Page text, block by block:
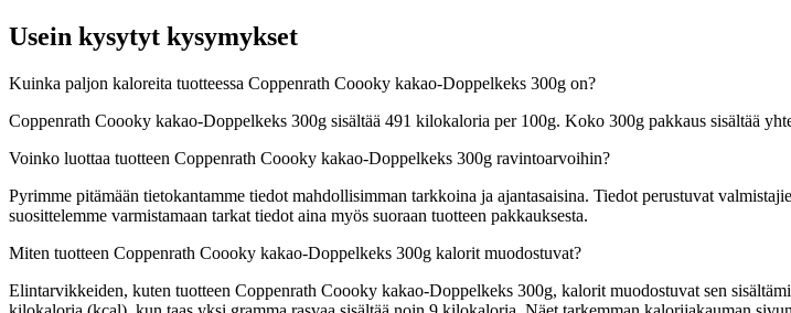
Usein kysytyt kysymykset
Kuinka paljon kaloreita tuotteessa Coppenrath Coooky kakao-Doppelkeks 300g on?
Coppenrath Coooky kakao-Doppelkeks 300g sisältää 491 kilokaloria per 100g. Koko 300g pakkaus sisältää
Voinko luottaa tuotteen Coppenrath Coooky kakao-Doppelkeks 300g ravintoarvoihin?
Pyrimme pitämään tietokantamme tiedot mahdollisimman tarkkoina ja ajantasaisina. Tiedot perustuvat
suosittelemme varmistamaan tarkat tiedot aina myös suoraan tuotteen pakkauksesta.
Miten tuotteen Coppenrath Coooky kakao-Doppelkeks 300g kalorit muodostuvat?
Elintarvikkeiden, kuten tuotteen Coppenrath Coooky kakao-Doppelkeks 300g, kalorit muodostuvat sen